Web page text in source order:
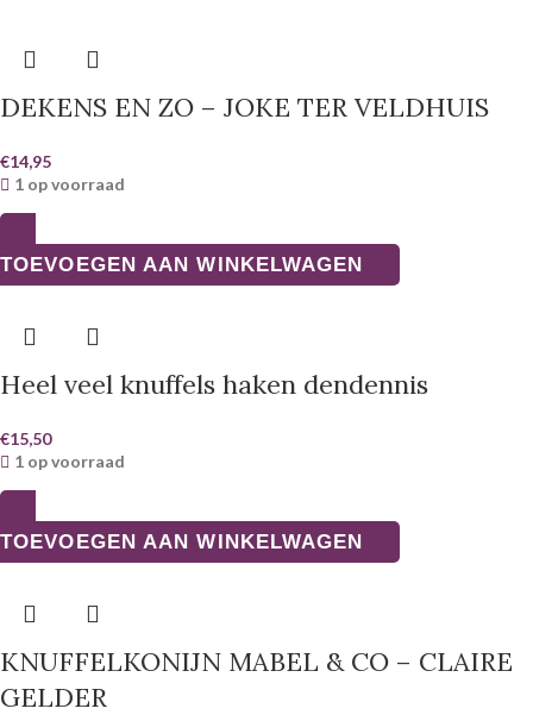
DEKENS EN ZO – JOKE TER VELDHUIS
€14,95
1 op voorraad
TOEVOEGEN AAN WINKELWAGEN
Heel veel knuffels haken dendennis
€15,50
1 op voorraad
TOEVOEGEN AAN WINKELWAGEN
KNUFFELKONIJN MABEL & CO – CLAIRE
GELDER